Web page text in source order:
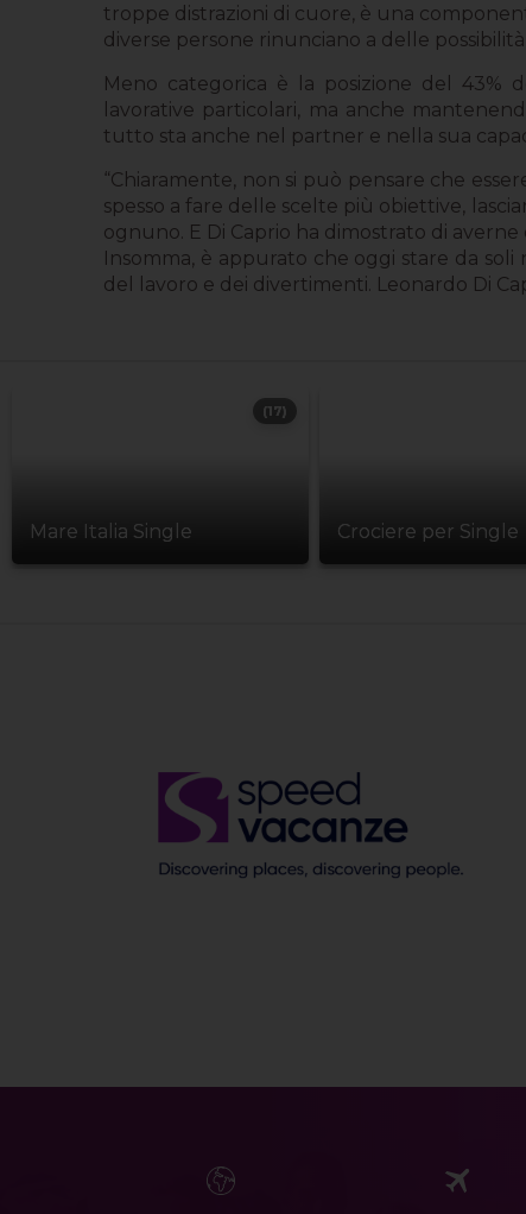
troppe distrazioni di cuore, è una
diverse persone rinunciano a delle
Meno categorica è la posizione del 43%
lavorative particolari, ma anche
tutto sta anche nel partner e nella sua
“Chiaramente, non si può pensare che
spesso a fare delle scelte più obiettive,
ognuno. E Di Caprio ha dimostrato di
Insomma, è appurato che oggi stare da
del lavoro e dei divertimenti. Leonardo Di
Mare Italia Single
(17)
Crociere per Single